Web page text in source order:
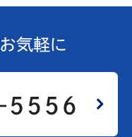
お気軽に